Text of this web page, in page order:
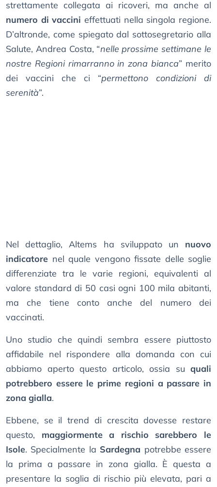
strettamente collegata ai ricoveri, ma anche al
numero di vaccini effettuati nella singola regione.
D’altronde, come spiegato dal sottosegretario alla
Salute, Andrea Costa, “nelle prossime settimane le
nostre Regioni rimarranno in zona bianca” merito
dei vaccini che ci “permettono condizioni di
serenità”.
Nel dettaglio, Altems ha sviluppato un nuovo
indicatore nel quale vengono fissate delle soglie
differenziate tra le varie regioni, equivalenti al
valore standard di 50 casi ogni 100 mila abitanti,
ma che tiene conto anche del numero dei
vaccinati.
Uno studio che quindi sembra essere piuttosto
affidabile nel rispondere alla domanda con cui
abbiamo aperto questo articolo, ossia su quali
potrebbero essere le prime regioni a passare in
zona gialla.
Ebbene, se il trend di crescita dovesse restare
questo, maggiormente a rischio sarebbero le
Isole. Specialmente la Sardegna potrebbe essere
la prima a passare in zona gialla. È questa a
presentare la soglia di rischio più elevata, pari a